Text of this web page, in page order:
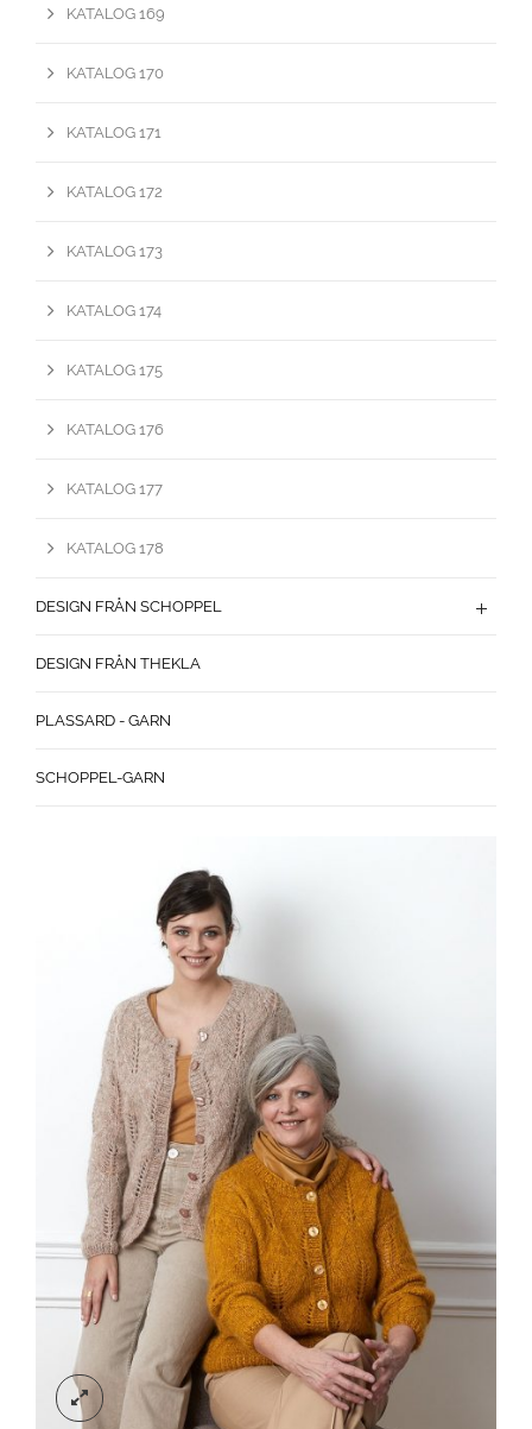
KATALOG 169
KATALOG 170
KATALOG 171
KATALOG 172
KATALOG 173
KATALOG 174
KATALOG 175
KATALOG 176
KATALOG 177
KATALOG 178
DESIGN FRÅN SCHOPPEL
DESIGN FRÅN THEKLA
PLASSARD - GARN
SCHOPPEL-GARN